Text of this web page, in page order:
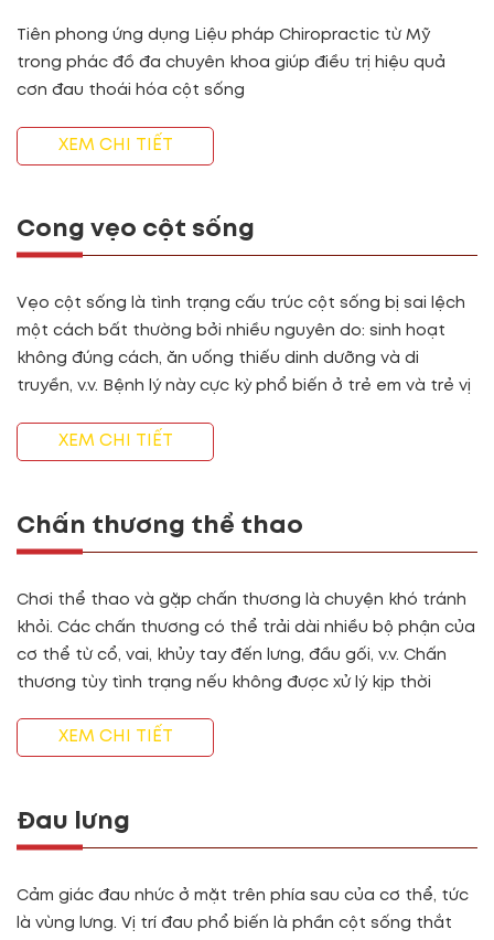
Tiên phong ứng dụng Liệu pháp Chiropractic từ Mỹ
trong phác đồ đa chuyên khoa giúp điều trị hiệu quả
cơn đau thoái hóa cột sống
XEM CHI TIẾT
Cong vẹo cột sống
Vẹo cột sống là tình trạng cấu trúc cột sống bị sai lệch
một cách bất thường bởi nhiều nguyên do: sinh hoạt
không đúng cách, ăn uống thiếu dinh dưỡng và di
truyền, v.v. Bệnh lý này cực kỳ phổ biến ở trẻ em và trẻ vị
XEM CHI TIẾT
Chấn thương thể thao
Chơi thể thao và gặp chấn thương là chuyện khó tránh
khỏi. Các chấn thương có thể trải dài nhiều bộ phận của
cơ thể từ cổ, vai, khủy tay đến lưng, đầu gối, v.v. Chấn
thương tùy tình trạng nếu không được xử lý kịp thời
XEM CHI TIẾT
Đau lưng
Cảm giác đau nhức ở mặt trên phía sau của cơ thể, tức
là vùng lưng. Vị trí đau phổ biến là phần cột sống thắt